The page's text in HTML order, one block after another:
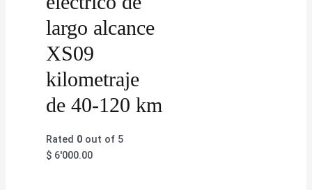
largo alcance
XS09
kilometraje
de 40-120 km
Rated 0 out of 5
$ 6'000.00